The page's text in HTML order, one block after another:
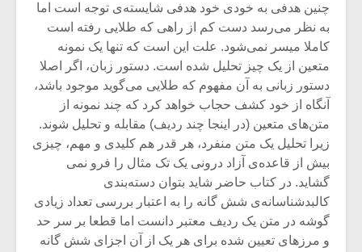
چنین هدفی به خودی خود هدفی شایسته‌ی توجه است اما
به نظر می‌رسد دست کم از راهی که طلایی رفته است
کاملا میسر نمی‌شود. علت این است که تنها یک نمونه
متعین از یک چیز تحلیل شده است. دستور زبان، اگر اصلا
دستور زبانی به آن مفهوم که طلایی می‌گوید موجود باشد،
آنگاه از خود کشف حجاب خواهد کرد که چند نمونه از
متن‌های متعین (در اینجا چند ردیف) مقابله و تحلیل شوند.
زیرا تحلیل یک متن منفرد، هر قدر هم کلیدی و مهم، چیزی
بیش از قاعده‌ی آزاد درونی یک تک مثال را فرو نمی
گشاید. در کتاب حاضر شاید بتوان دسته‌بندی
کالبدشناسانه‌ی شش گانه را به اعتبار بررسی تعداد زیادی
گوشه در متن یک ردیف معتبر دانست اما قطعا بر سر حد
و مرزهای تعیین شده برای هر یک از آن اجزای شش گانه